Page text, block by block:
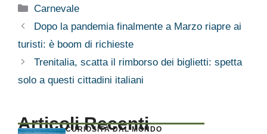
Categorie
Carnevale
Dopo la pandemia finalmente a Marzo riapre ai
turisti: è boom di richieste
Trenitalia, scatta il rimborso dei biglietti: spetta
solo a questi cittadini italiani
Articoli Recenti
CURIOSITÀ DAL MONDO